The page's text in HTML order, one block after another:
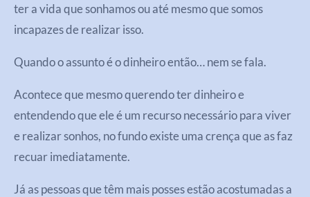
ter a vida que sonhamos ou até mesmo que somos
incapazes de realizar isso.
Quando o assunto é o dinheiro então… nem se fala.
Acontece que mesmo querendo ter dinheiro e
entendendo que ele é um recurso necessário para viver
e realizar sonhos, no fundo existe uma crença que as faz
recuar imediatamente.
Já as pessoas que têm mais posses estão acostumadas a